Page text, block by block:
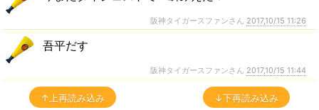
阪神タイガースファンさん 2017,10/15 11:26
吾平だす
阪神タイガースファンさん 2017,10/15 11:44
↑上再読み込み ↓下再読み込み